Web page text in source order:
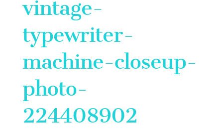
vintage-
typewriter-
machine-closeup-
photo-
224408902